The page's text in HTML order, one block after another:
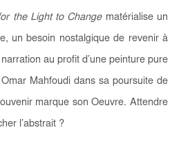
the Light to Changematérialise un
un besoin nostalgique de revenir à
au profit d’une peinture pure
Mahfoudi dans sa poursuite de
marque son Oeuvre. Attendre
l’abstrait ?